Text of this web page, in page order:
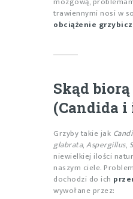
trawiennymi nosi w
obciążenie
Skąd
(Candida i
Grzyby takie jak
glabrata,Aspergillus,
niewielkiej ilości
naszym ciele.
dochodzi do ich
wywołane przez: